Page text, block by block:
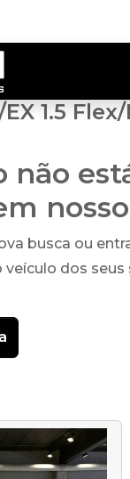
1.5
não
busca ou
dos seus